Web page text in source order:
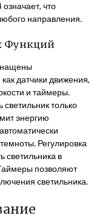
что
направления.
Функций
датчики движения,
и таймеры.
только
энергию
Регулировка
светильника в
позволяют
светильника.